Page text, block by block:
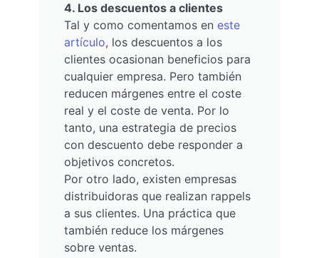
4. Los descuentos a clientes
Tal y como comentamos en este
artículo, los descuentos a los
clientes ocasionan beneficios para
cualquier empresa. Pero también
reducen márgenes entre el coste
real y el coste de venta. Por lo
tanto, una estrategia de precios
con descuento debe responder a
objetivos concretos.
Por otro lado, existen empresas
distribuidoras que realizan rappels
a sus clientes. Una práctica que
también reduce los márgenes
sobre ventas.